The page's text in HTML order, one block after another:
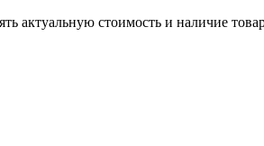
актуальную стоимость и наличие